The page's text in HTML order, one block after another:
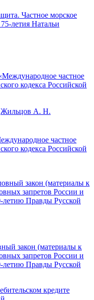
Частное морское
летия Натальи
Жильцов А. Н.
частное
кодекса Российской
закон (материалы к
запретов России и
Правды Русской